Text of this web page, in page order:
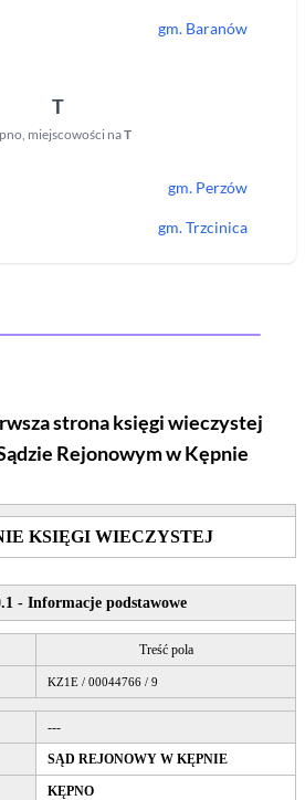
gm. Baranów
T
, miejscowości naT
gm. Perzów
gm.Trzcinica
strona księgi wieczystej
Rejonowymw Kępnie
KSIĘGI WIECZYSTEJ
- Informacje podstawowe
Treść pola
KZ1E / 00044766 / 9
---
SĄD REJONOWY W KĘPNIE
KĘPNO